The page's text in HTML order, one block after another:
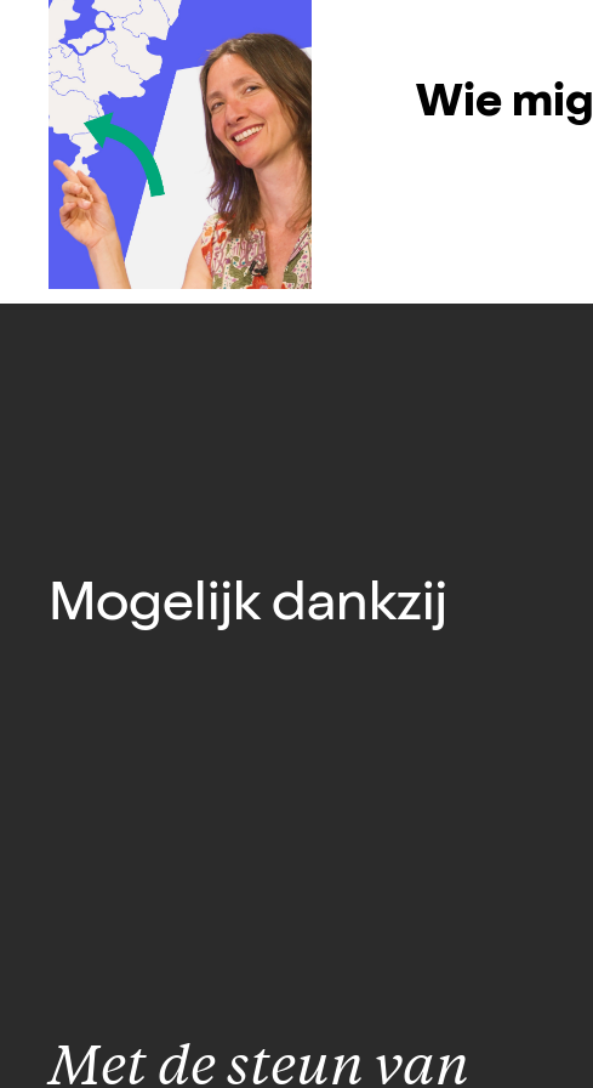
Wie
Mogelijk dankzij
Met de steun van